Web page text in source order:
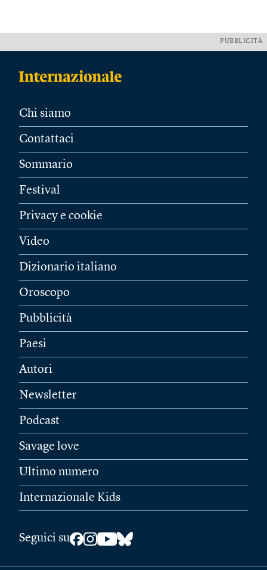
PUBBLICITÀ
Chi siamo
Contattaci
Sommario
Festival
Privacy e cookie
Video
Dizionario italiano
Oroscopo
Pubblicità
Paesi
Autori
Newsletter
Podcast
Savage love
Ultimo numero
Internazionale Kids
Seguici su